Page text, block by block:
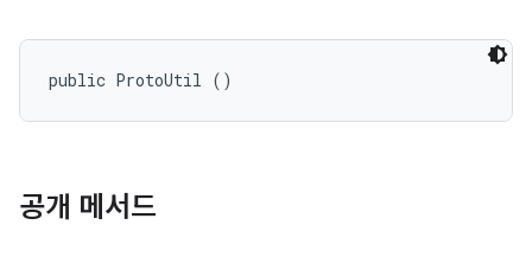
public ProtoUtil ()
공개 메서드